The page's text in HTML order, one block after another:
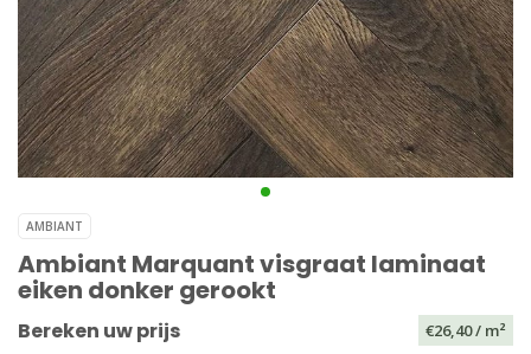
AMBIANT
Ambiant Marquant visgraat laminaat
eiken donker gerookt
Bereken uw prijs €26,40/ m²